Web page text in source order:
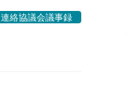
連絡協議会議事録